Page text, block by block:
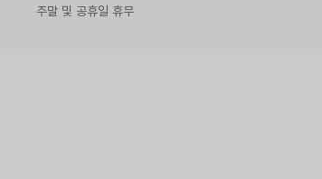
주말 및 공휴일 휴무